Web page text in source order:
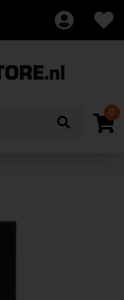
0